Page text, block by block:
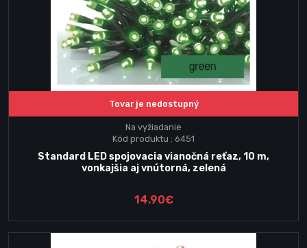
Tovar je nedostupný
Na vyžiadanie
Kód produktu : 6451
Standard LED spojovacia vianočná reťaz, 10 m,
vonkajšia aj vnútorná, zelená
14.90€